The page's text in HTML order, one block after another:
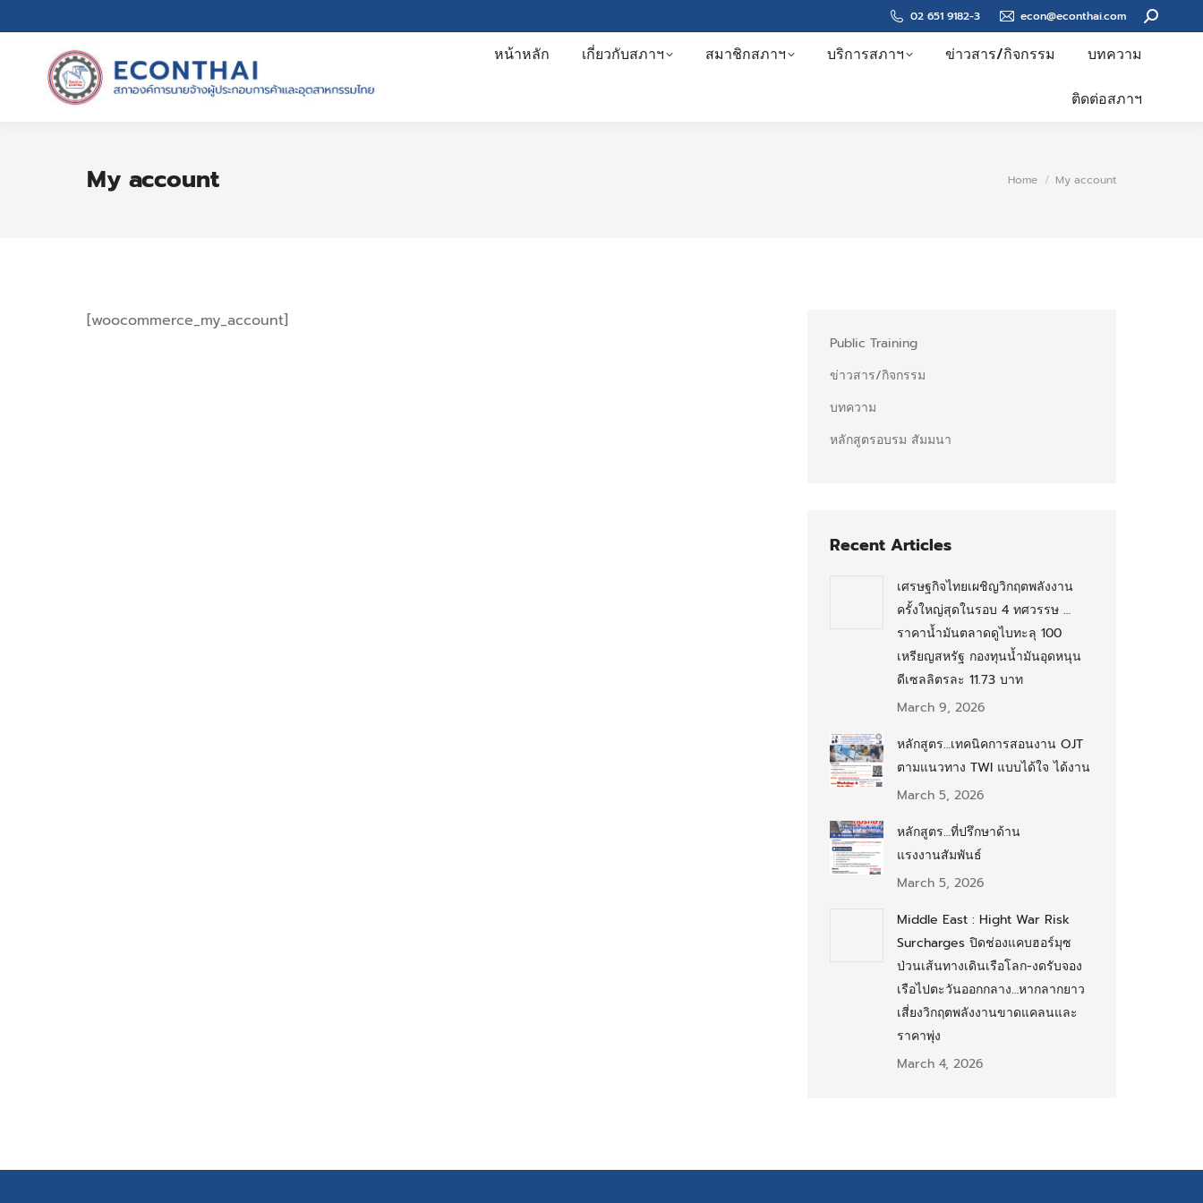
02 651 9182-3 econ@econthai.com Search:
หน้าหลัก เกี่ยวกับสภาฯ สมาชิกสภาฯ บริการสภาฯ ข่าวสาร/กิจกรรม บทความ
ติดต่อสภาฯ
My account You are here:
Home My account
[woocommerce_my_account]
Public Training
ข่าวสาร/กิจกรรม
บทความ
หลักสูตรอบรม สัมมนา
Recent Articles
เศรษฐกิจไทยเผชิญวิกฤตพลังงาน
ครั้งใหญ่สุดในรอบ 4 ทศวรรษ …
ราคาน้ำมันตลาดดูไบทะลุ 100
เหรียญสหรัฐ กองทุนน้ำมันอุดหนุน
ดีเซลลิตรละ 11.73 บาท
March 9, 2026
หลักสูตร…เทคนิคการสอนงาน OJT
ตามแนวทาง TWI แบบได้ใจ ได้งาน
March 5, 2026
หลักสูตร…ที่ปรึกษาด้าน
แรงงานสัมพันธ์
March 5, 2026
Middle East : Hight War Risk
Surcharges ปิดช่องแคบฮอร์มุซ
ป่วนเส้นทางเดินเรือโลก-งดรับจอง
เรือไปตะวันออกกลาง…หากลากยาว
เสี่ยงวิกฤตพลังงานขาดแคลนและ
ราคาพุ่ง
March 4, 2026